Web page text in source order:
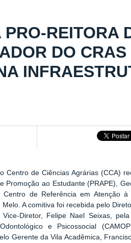
REITORA
DO CRAS
Centro de Ciências Agrárias (CCA)
Promoção ao Estudante (PRAPE),
de Referência em Atenção à
A comitiva foi recebida pelo
Diretor, Felipe Nael Seixas,
e Psicossocial
Gerente da Vila Acadêmica,